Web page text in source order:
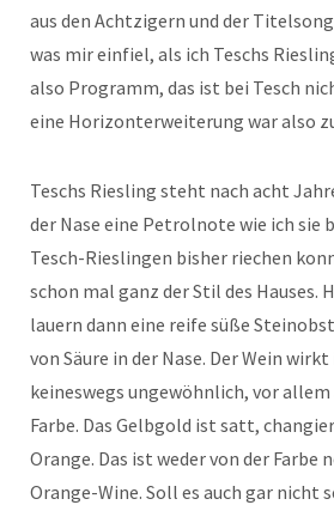
aus den Achtzigern und der
was mir einfiel, als ich Teschs
also Programm, das ist bei Tesch
eine Horizonterweiterung war also
Teschs Riesling steht nach acht
der Nase eine Petrolnote wie ich sie
Tesch-Rieslingen bisher riechen
schon mal ganz der Stil des
lauern dann eine reife süße
von Säure in der Nase. Der Wein wirkt
keineswegs ungewöhnlich, vor
Farbe. Das Gelbgold ist satt,
Orange. Das ist weder von der Farbe
Orange-Wine. Soll es auch gar nicht